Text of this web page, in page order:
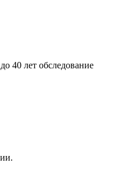
40 лет обследование